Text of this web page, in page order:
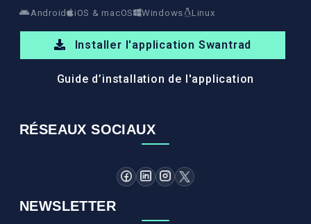
Android
iOS & macOS Windows Linux
Installer l'application Swantrad
Guide d’installation de l'application
RÉSEAUX SOCIAUX
NEWSLETTER